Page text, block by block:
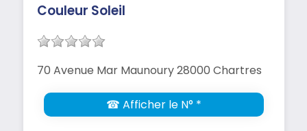
Couleur Soleil
70 Avenue Mar Maunoury 28000 Chartres
☎ Afficher le N° *